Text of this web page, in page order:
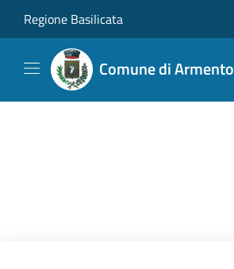
Regione Basilicata
Comune di Armento